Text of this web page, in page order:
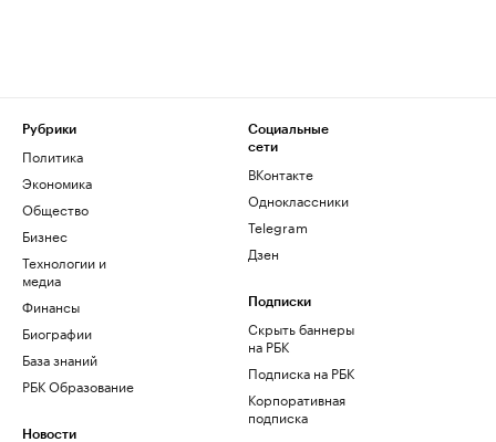
Рубрики
Политика
Экономика
Общество
Бизнес
Технологии и
медиа
Финансы
Биографии
База знаний
РБК Образование
Новости
Социальные
сети
ВКонтакте
Одноклассники
Telegram
Дзен
Подписки
Скрыть баннеры
на РБК
Подписка на РБК
Корпоративная
подписка